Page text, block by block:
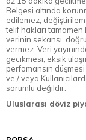
Belgesi altında
edilemez,
telif hakları tamamen
verinin sekansı,
vermez. Veri
gecikmesi, eksik
perfomansın düşmesi
ve / veya
sorumlu değildir.
Uluslarası döviz